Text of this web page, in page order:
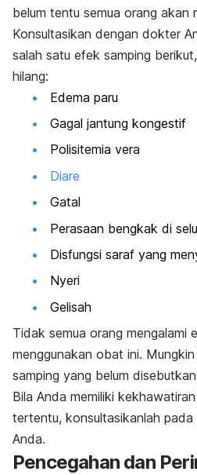
belum tentu semua orang akan
Konsultasikan dengan dokter
salah satu efek samping
hilang:
Edema paru
Gagal jantung kongestif
Polisitemia vera
Diare
Gatal
Perasaan bengkak di
Disfungsi saraf yang
Nyeri
Gelisah
Tidak semua orang mengalami
menggunakan obat ini.
samping yang belum
Bila Anda memiliki
tertentu, konsultasikanlah
Anda.
Pencegahan dan